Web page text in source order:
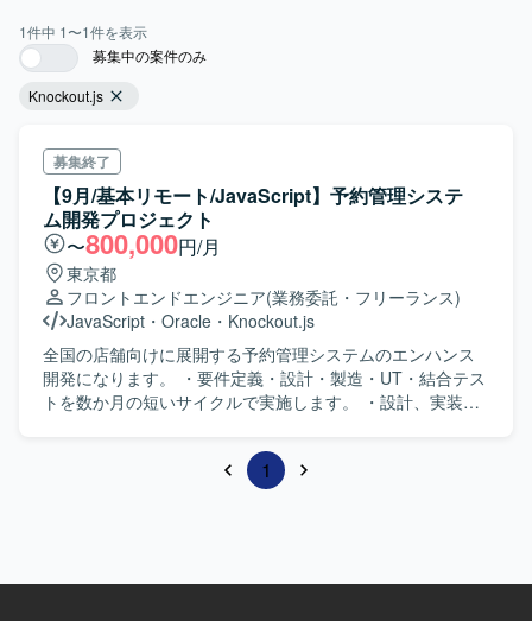
1件中 1〜1件を表示
募集中の案件のみ
Knockout.js
募集終了
【9月/基本リモート/JavaScript】予約管理システ
ム開発プロジェクト
〜800,000円/月
東京都
フロントエンドエンジニア(業務委託・フリーランス)
JavaScript ・ Oracle ・ Knockout.js
全国の店舗向けに展開する予約管理システムのエンハンス
開発になります。 ・要件定義・設計・製造・UT・結合テス
トを数か月の短いサイクルで実施します。 ・設計、実装、
1